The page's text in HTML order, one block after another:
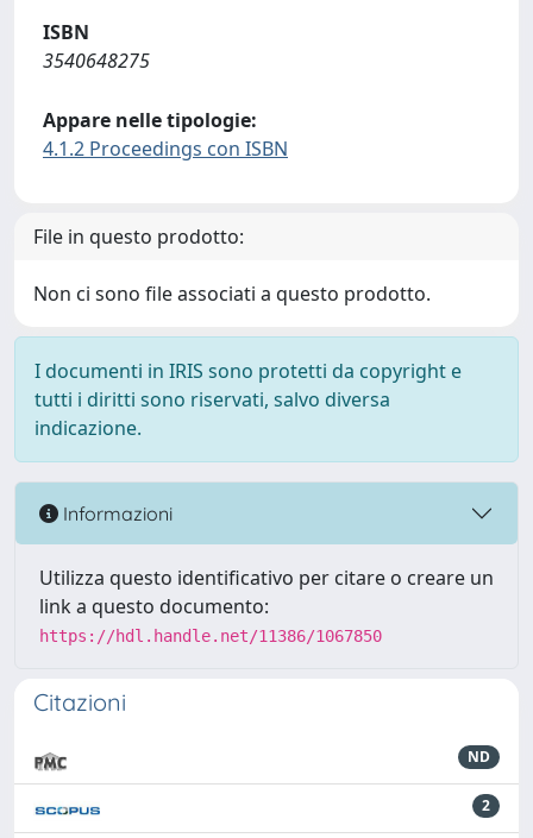
ISBN
3540648275
Appare nelle tipologie:
4.1.2 Proceedings con ISBN
File in questo prodotto:
Non ci sono file associati a questo prodotto.
I documenti in IRIS sono protetti da copyright e
tutti i diritti sono riservati, salvo diversa
indicazione.
Informazioni
Utilizza questo identificativo per citare o creare un
link a questo documento:
https://hdl.handle.net/11386/1067850
Citazioni
ND
2